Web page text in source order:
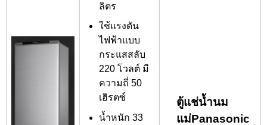
ลิตร
ใช้แรงดัน
ไฟฟ้าแบบ
กระแสสลับ
220 โวลต์ มี
ความถี่ 50
เฮิรตซ์
น้ำหนัก 33
ตู้แช่น้ำนม
แม่Panasonic